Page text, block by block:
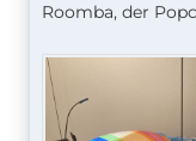
Roomba, der